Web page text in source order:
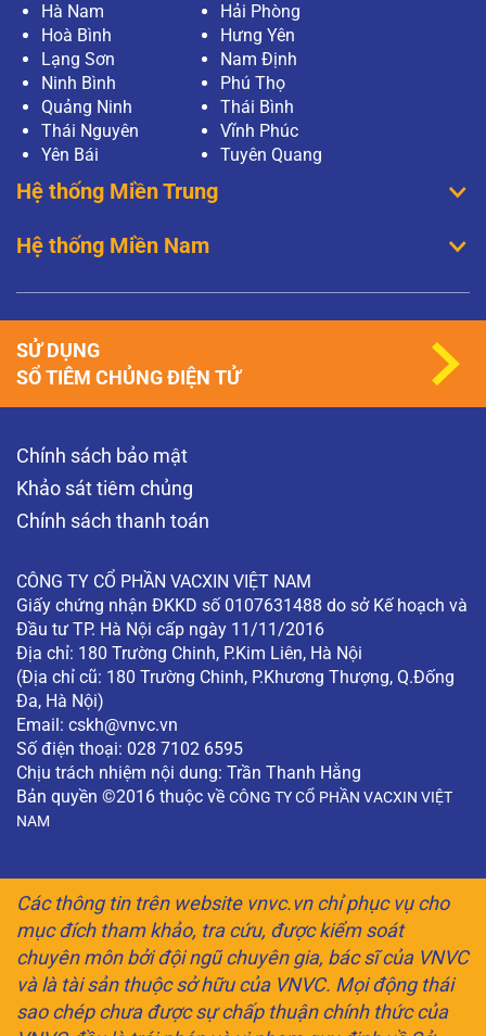
Hà Nam
Hải Phòng
Hoà Bình
Hưng Yên
Lạng Sơn
Nam Định
Ninh Bình
Phú Thọ
Quảng Ninh
Thái Bình
Thái Nguyên
Vĩnh Phúc
Yên Bái
Tuyên Quang
Hệ thống Miền Trung
Hệ thống Miền Nam
Chính sách bảo mật
Khảo sát tiêm chủng
Chính sách thanh toán
CÔNG TY CỔ PHẦN VACXIN VIỆT NAM
Giấy chứng nhận ĐKKD số 0107631488 do sở Kế hoạch và
Đầu tư TP. Hà Nội cấp ngày 11/11/2016
Địa chỉ: 180 Trường Chinh, P.Kim Liên, Hà Nội
(Địa chỉ cũ: 180 Trường Chinh, P.Khương Thượng, Q.Đống
Đa, Hà Nội)
Email: cskh@vnvc.vn
Số điện thoại: 028 7102 6595
Chịu trách nhiệm nội dung: Trần Thanh Hằng
Bản quyền ©2016 thuộc về CÔNG TY CỔ PHẦN VACXIN VIỆT
NAM
SỬ DỤNG
SỔ TIÊM CHỦNG ĐIỆN TỬ
Các thông tin trên website vnvc.vn chỉ phục vụ cho
mục đích tham khảo, tra cứu, được kiểm soát
chuyên môn bởi đội ngũ chuyên gia, bác sĩ của VNVC
và là tài sản thuộc sở hữu của VNVC. Mọi động thái
sao chép chưa được sự chấp thuận chính thức của